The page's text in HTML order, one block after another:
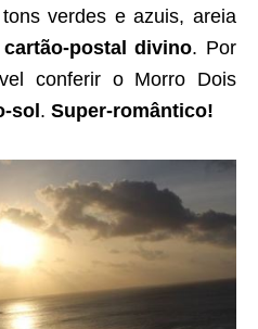
verdes e azuis, areia
cartão-postal divino. Por
conferir o Morro Dois
sol. Super-romântico!